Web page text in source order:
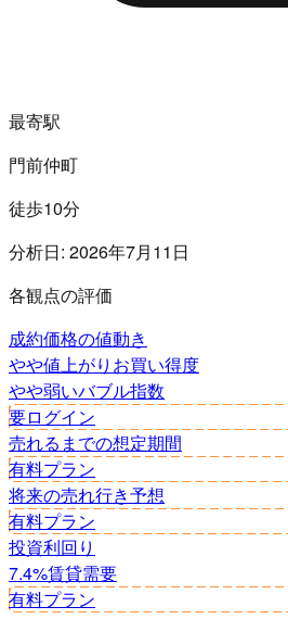
最寄駅
門前仲町
徒歩10分
分析日: 2026年7月11日
各観点の評価
成約価格の値動き
やや値上がり お買い得度
やや弱いバブル指数
要ログイン
売れるまでの想定期間
有料プラン
将来の売れ行き予想
有料プラン
投資利回り
7.4%賃貸需要
有料プラン